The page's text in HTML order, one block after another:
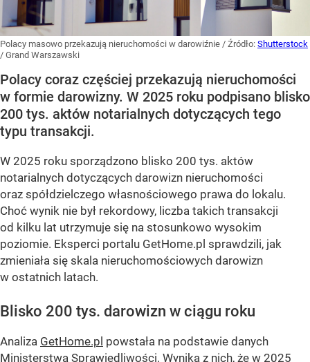
Polacy masowo przekazują nieruchomości w darowiźnie / Źródło: Shutterstock
/ Grand Warszawski
Polacy coraz częściej przekazują nieruchomości
w formie darowizny. W 2025 roku podpisano blisko
200 tys. aktów notarialnych dotyczących tego
typu transakcji.
W 2025 roku sporządzono blisko 200 tys. aktów
notarialnych dotyczących darowizn nieruchomości
oraz spółdzielczego własnościowego prawa do lokalu.
Choć wynik nie był rekordowy, liczba takich transakcji
od kilku lat utrzymuje się na stosunkowo wysokim
poziomie. Eksperci portalu GetHome.pl sprawdzili, jak
zmieniała się skala nieruchomościowych darowizn
w ostatnich latach.
Blisko 200 tys. darowizn w ciągu roku
Analiza GetHome.pl powstała na podstawie danych
Ministerstwa Sprawiedliwości. Wynika z nich, że w 2025